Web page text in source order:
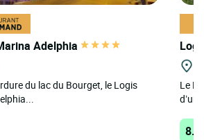
Adelphia
du lac du Bourget, le Logis
Le
d’un